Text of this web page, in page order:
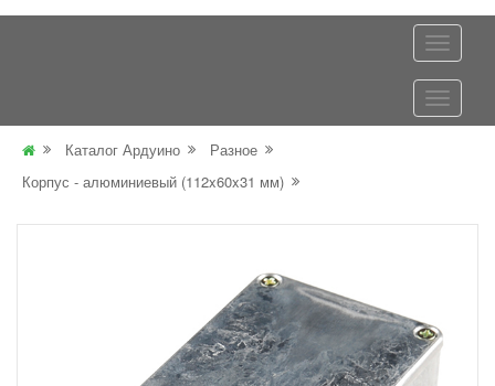
Каталог Ардуино
Разное
Корпус - алюминиевый (112x60x31 мм)